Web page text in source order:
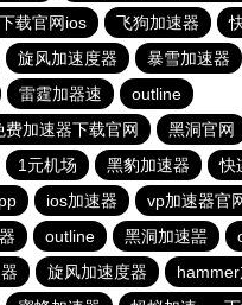
载官网ios
飞狗加速器
旋风加速度器 暴雪加速器
雷霆加器速
outline
费加速器下载官网
黑洞官网
1元机场 黑豹加速器
快
ios加速器
vp加速器官
outline 黑洞加速噐
旋风加速度器